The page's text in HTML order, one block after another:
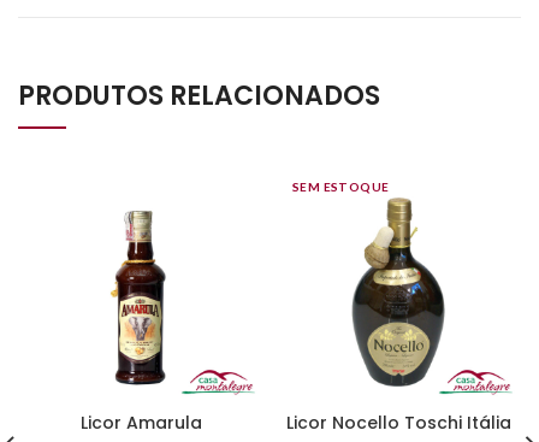
PRODUTOS RELACIONADOS
Licor Amarula
SEM ESTOQUE
Licor Nocello Toschi Itália